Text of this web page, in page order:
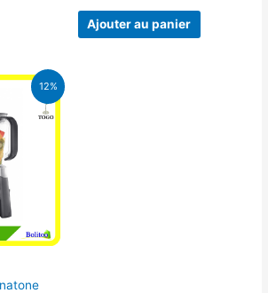
Ajouter au panier
12%
Le
prix
actuel
est :